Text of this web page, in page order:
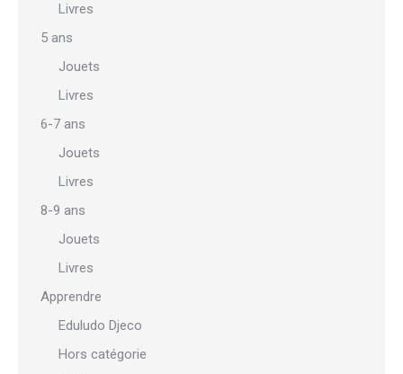
Livres
5 ans
Jouets
Livres
6-7 ans
Jouets
Livres
8-9 ans
Jouets
Livres
Apprendre
Eduludo Djeco
Hors catégorie